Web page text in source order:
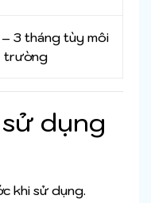
– 3 tháng tùy môi
trường
dụng
khi sử dụng.